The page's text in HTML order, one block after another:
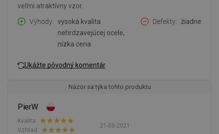
veľmi atraktívny vzor.
Výhody
vysoká kvalita
nehrdzavejúcej ocele,
nízka cena
Defekty žiadne
Ukážte pôvodný komentár
Názor sa týka tohto produktu
PierW
21-03-2021
Kvalita:
Vzhľad: